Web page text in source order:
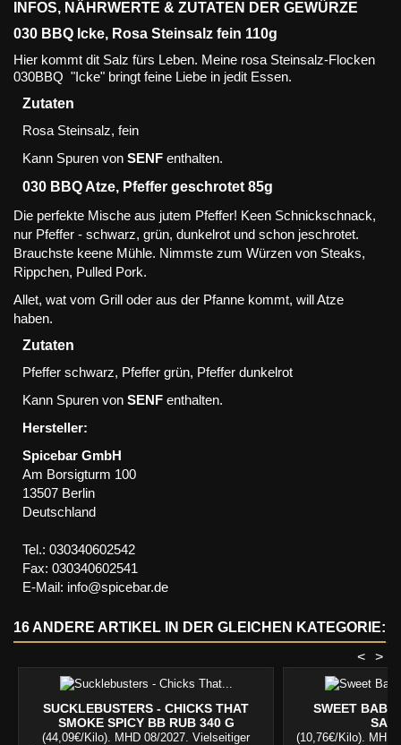
INFOS, NÄHRWERTE & ZUTATEN DER GEWÜRZE
030 BBQ Icke, Rosa Steinsalz fein 110g
Hier kommt dit Salz fürs Leben. Meine rosa Steinsalz-Flocken
030BBQ "Icke" bringt feine Liebe in jedit Essen.
Zutaten
Rosa Steinsalz, fein
Kann Spuren von SENF enthalten.
030 BBQ Atze, Pfeffer geschrotet 85g
Die perfekte Mische aus jutem Pfeffer! Keen Schnickschnack,
nur Pfeffer - schwarz, grün, dunkelrot und schon jeschrotet.
Brauchste keene Mühle. Nimmste zum Würzen von Steaks,
Rippchen, Pulled Pork.
Allet, wat vom Grill oder aus der Pfanne kommt, will Atze
haben.
Zutaten
Pfeffer schwarz, Pfeffer grün, Pfeffer dunkelrot
Kann Spuren von SENF enthalten.
Hersteller:
Spicebar GmbH
Am Borsigturm 100
13507 Berlin
Deutschland
Tel.: 030340602542
Fax: 030340602541
E-Mail: info@spicebar.de
16 ANDERE ARTIKEL IN DER GLEICHEN KATEGORIE:
>
<
SUCKLEBUSTERS - CHICKS THAT
SMOKE SPICY BB RUB 340 G
(44,09€/Kilo). MHD 08/2027. Vielseitiger
SWEET BABY
(10,76€/Kilo). MHD